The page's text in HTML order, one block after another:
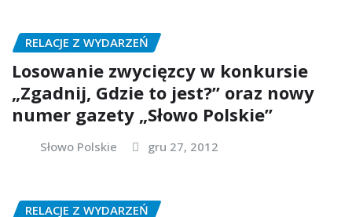
RELACJE Z WYDARZEŃ
Losowanie zwycięzcy w konkursie
„Zgadnij, Gdzie to jest?” oraz nowy
numer gazety „Słowo Polskie”
Słowo Polskie gru 27, 2012
RELACJE Z WYDARZEŃ